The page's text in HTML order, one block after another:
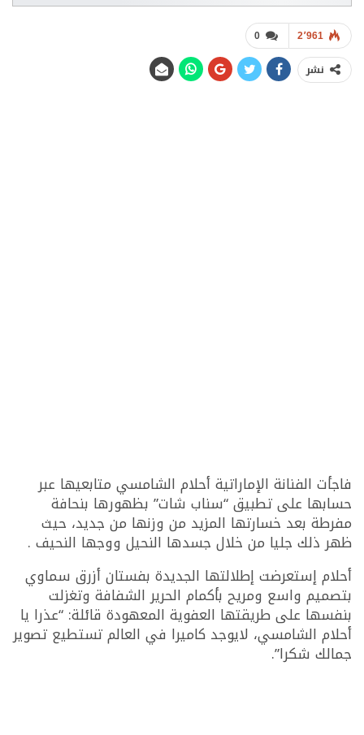
0 2٬961
نشر
فاجأت الفنانة الإماراتية أحلام الشامسي متابعيها عبر
حسابها على تطبيق “سناب شات” بظهورها بنحافة
مفرطة بعد خسارتها المزيد من وزنها من جديد، حيث
ظهر ذلك جليا من خلال جسدها النحيل ووجها النحيف .
أحلام إستعرضت إطلالتها الجديدة بفستان أزرق سماوي
بتصميم واسع ومريح بأكمام الحرير الشفافة وتغزلت
بنفسها على طريقتها العفوية المعهودة قائلة: “عذرا يا
أحلام الشامسي، لايوجد كاميرا في العالم تستطيع تصوير
جمالك شكرا”.